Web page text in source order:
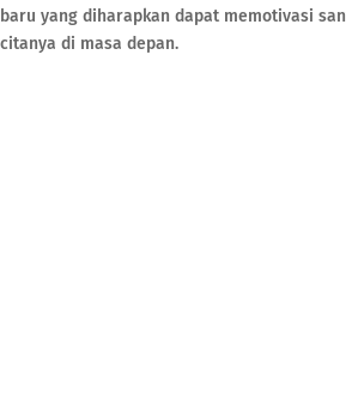
baru yang diharapkan dapat memotivasi
citanya di masa depan.